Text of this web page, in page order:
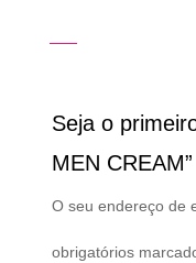
Seja o
MEN CREAM”
O seu endereço de
obrigatórios